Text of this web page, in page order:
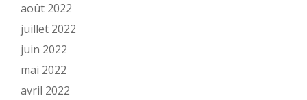
août 2022
juillet 2022
juin 2022
mai 2022
avril 2022